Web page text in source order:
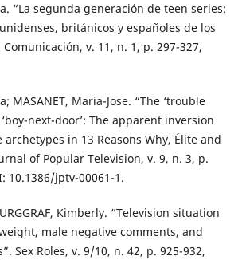
“La segunda generación de teen series:
británicos y españoles de los
v. 11, n. 1, p. 297-327,
MASANET, Maria-Jose. “The ‘trouble
next-door’: The apparent inversion
in 13 Reasons Why, Élite and
of Popular Television, v. 9, n. 3, p.
10.1386/jptv-00061-1.
Kimberly. “Television situation
male negative comments, and
Sex Roles, v. 9/10, n. 42, p. 925-932,